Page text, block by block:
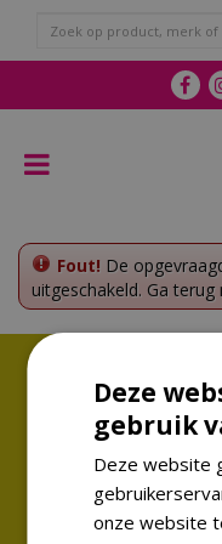
n
a
Fout! De
uitgeschakeld. Ga terug
Altijd op de
Deze
gebruik
Deze website
onze website